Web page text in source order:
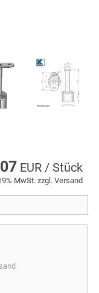
EUR / Stück
MwSt. zzgl. Versand